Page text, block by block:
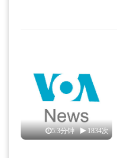
5.3分钟 1834次